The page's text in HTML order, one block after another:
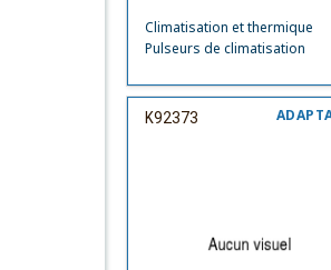
Climatisation et thermique
Pulseurs de climatisation
K92373